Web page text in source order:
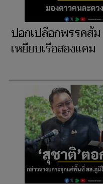
ปอกเปลือกพรรคส้
เหยียบเรือสองแคม